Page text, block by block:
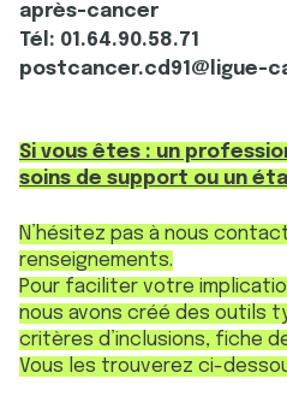
après-cancer
Tél: 01.64.90.58.71
postcancer.cd91@ligue-
Si vous êtes : un
soins de support ou un
N’hésitez pas à nous
renseignements.
Pour faciliter votre
nous avons créé des outils
critères d’inclusions, fiche
Vous les trouverez ci-